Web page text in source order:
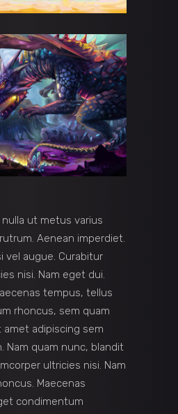
ut metus varius
Aenean imperdiet.
vel augue. Curabitur
nisi. Nam eget dui.
tempus, tellus
rhoncus, sem quam
amet adipiscing sem
Nam quam nunc, blandit
ultricies nisi. Nam
Maecenas
condimentum